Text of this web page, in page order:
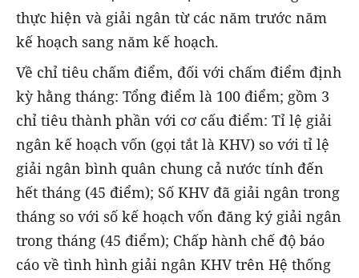
thực hiện và giải ngân từ các năm trước năm
kế hoạch sang năm kế hoạch.
Về chỉ tiêu chấm điểm, đối với chấm điểm định
kỳ hằng tháng: Tổng điểm là 100 điểm; gồm 3
chỉ tiêu thành phần với cơ cấu điểm: Tỉ lệ giải
ngân kế hoạch vốn (gọi tắt là KHV) so với tỉ lệ
giải ngân bình quân chung cả nước tính đến
hết tháng (45 điểm); Số KHV đã giải ngân trong
tháng so với số kế hoạch vốn đăng ký giải ngân
trong tháng (45 điểm); Chấp hành chế độ báo
cáo về tình hình giải ngân KHV trên Hệ thống